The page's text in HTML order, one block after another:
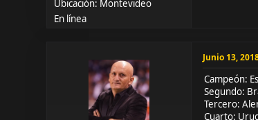
Ubicación: Montevideo
En línea
Junio 13,
Campeón:
Segundo:
Tercero:
Cuarto: